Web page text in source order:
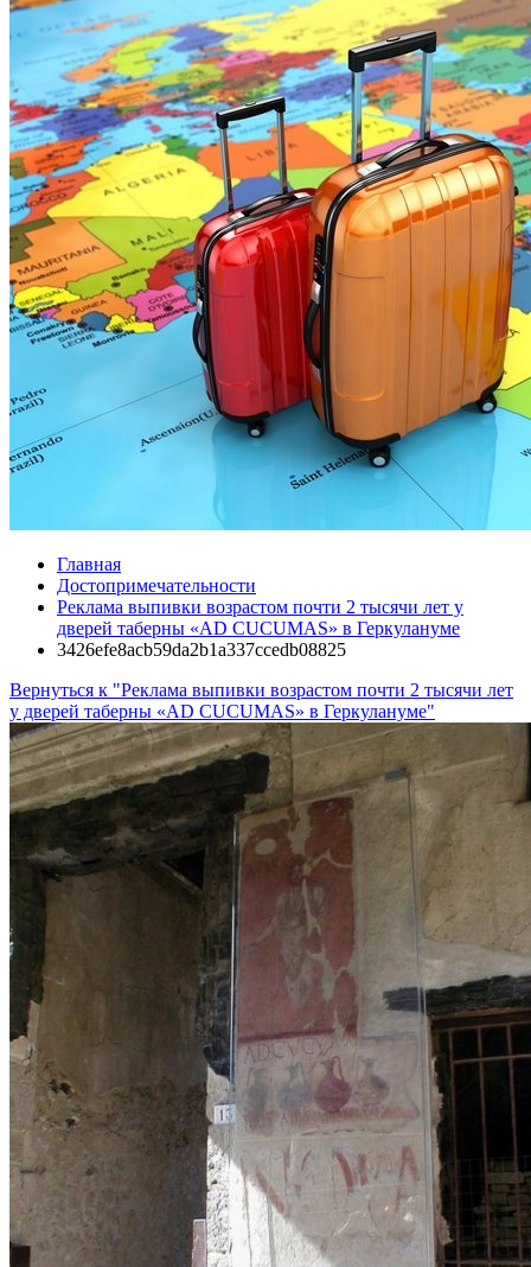
Главная
Достопримечательности
Реклама выпивки возрастом почти 2 тысячи лет у
дверей таберны «AD CUCUMAS» в Геркулануме
3426efe8acb59da2b1a337ccedb08825
Вернуться к "Реклама выпивки возрастом почти 2 тысячи лет
у дверей таберны «AD CUCUMAS» в Геркулануме"